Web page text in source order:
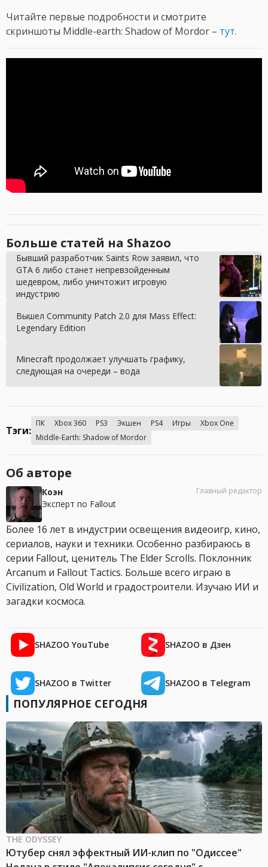
Читайте первые подробности и смотрите
скриншоты Middle-earth: Shadow of Mordor – тут.
Больше статей на Shazoo
Бывший разработчик Saints Row заявил, что
GTA 6 либо станет непревзойденным
шедевром, либо уничтожит игровую
индустрию
Вышел Community Patch 2.0 для Mass Effect:
Legendary Edition
Minecraft продолжает улучшать графику,
следующая на очереди – вода
Тэги:
ПК Xbox 360 PS3 Экшен PS4 Игры
Xbox One
Middle-Earth: Shadow of Mordor
Об авторе
Коэн
Эксперт по Fallout
Главный редактор
Более 16 лет в индустрии освещения видеоигр, кино,
сериалов, науки и техники. Особенно разбираюсь в
серии Fallout, ценитель The Elder Scrolls. Поклонник
Arcanum и Fallout Tactics. Больше всего играю в
Civilization, Old World и градостроители. Изучаю ИИ и
загадки космоса.
SHAZOO YouTube SHAZOO в Дзен
SHAZOO в Twitter SHAZOO в Telegram
ПОПУЛЯРНОЕ СЕГОДНЯ
THE ODYSSEY
Ютубер снял эффектный ИИ-клип по "Одиссее"